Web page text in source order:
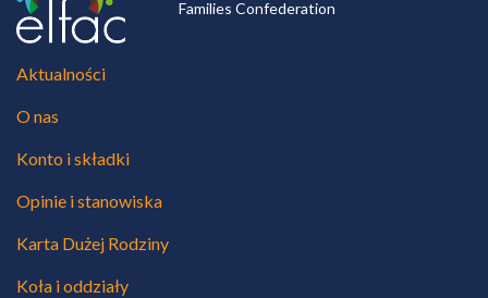
Families Confederation
Aktualności
O nas
Konto i składki
Opinie i stanowiska
Karta Dużej Rodziny
Koła i oddziały